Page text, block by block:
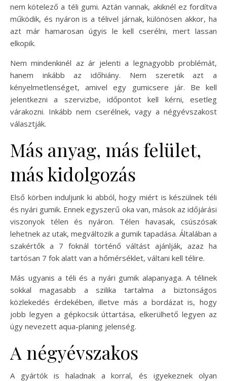
nem kötelező a téli gumi. Aztán vannak, akiknél ez fordítva
működik, és nyáron is a télivel járnak, különösen akkor, ha
azt már hamarosan úgyis le kell cserélni, mert lassan
elkopik.
Nem mindenkinél az ár jelenti a legnagyobb problémát,
hanem inkább az időhiány. Nem szeretik azt a
kényelmetlenséget, amivel egy gumicsere jár. Be kell
jelentkezni a szervizbe, időpontot kell kérni, esetleg
várakozni. Inkább nem cserélnek, vagy a négyévszakost
választják.
Más anyag, más felület,
más kidolgozás
Első körben induljunk ki abból, hogy miért is készülnek téli
és nyári gumik. Ennek egyszerű oka van, mások az időjárási
viszonyok télen és nyáron. Télen havasak, csúszósak
lehetnek az utak, megváltozik a gumik tapadása. Általában a
szakértők a 7 foknál történő váltást ajánlják, azaz ha
tartósan 7 fok alatt van a hőmérséklet, váltani kell télire.
Más ugyanis a téli és a nyári gumik alapanyaga. A télinek
sokkal magasabb a szilika tartalma a biztonságos
közlekedés érdekében, illetve más a bordázat is, hogy
jobb legyen a gépkocsik úttartása, elkerülhető legyen az
úgy nevezett aqua-planing jelenség.
A négyévszakos
A gyártók is haladnak a korral, és igyekeznek olyan